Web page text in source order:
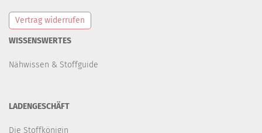
Vertrag widerrufen
WISSENSWERTES
Nähwissen & Stoffguide
LADENGESCHÄFT
Die Stoffkönigin